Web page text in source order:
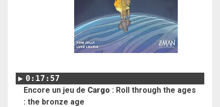
0:17:57
Encore un jeu de Cargo : Roll through the ages
: the bronze age